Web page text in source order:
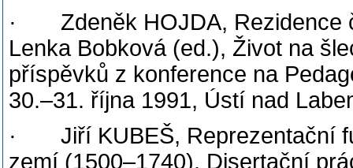
· Zdeněk HOJDA, Rezidence
Lenka Bobková (ed.), Život na
příspěvků z konference na
30.–31. října 1991, Ústí nad
· Jiří KUBEŠ, Reprezentační
zemí (1500–1740). Disertační